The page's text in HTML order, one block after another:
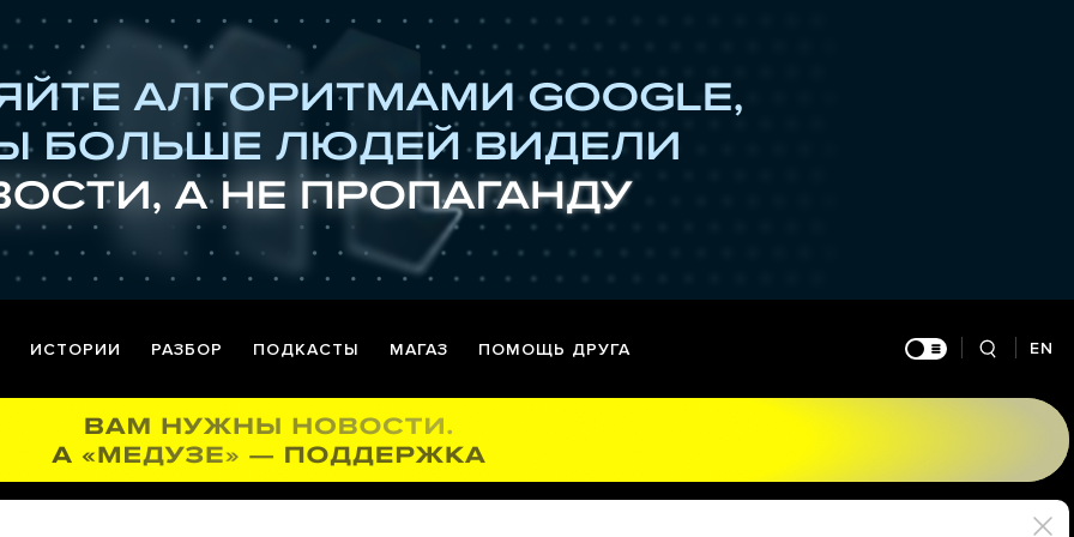
ИСТОРИИ РАЗБОР ПОДКАСТЫ МАГАЗ ПОМОЩЬ ДРУГА EN